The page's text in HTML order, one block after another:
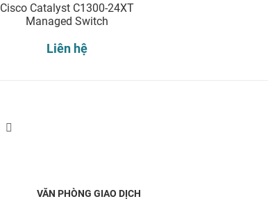
Cisco Catalyst C1300-24XT
Managed Switch
Liên hệ
VĂN PHÒNG GIAO DỊCH